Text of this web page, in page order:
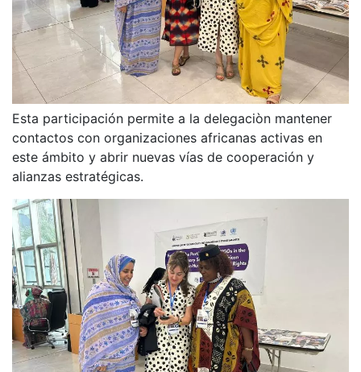
Esta participación permite a la delegaciòn mantener
contactos con organizaciones africanas activas en
este ámbito y abrir nuevas vías de cooperación y
alianzas estratégicas.